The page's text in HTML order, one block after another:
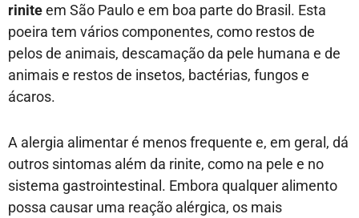
riniteem São Paulo e em boa parte do Brasil. Esta
poeira tem vários componentes, como restos de
pelos de animais, descamação da pele humana e de
animais e restos de insetos, bactérias, fungos e
ácaros.
A alergia alimentar é menos frequente e, em geral, dá
outros sintomas além da rinite, como na pele e no
sistema gastrointestinal. Embora qualquer alimento
possa causar uma reação alérgica, os mais